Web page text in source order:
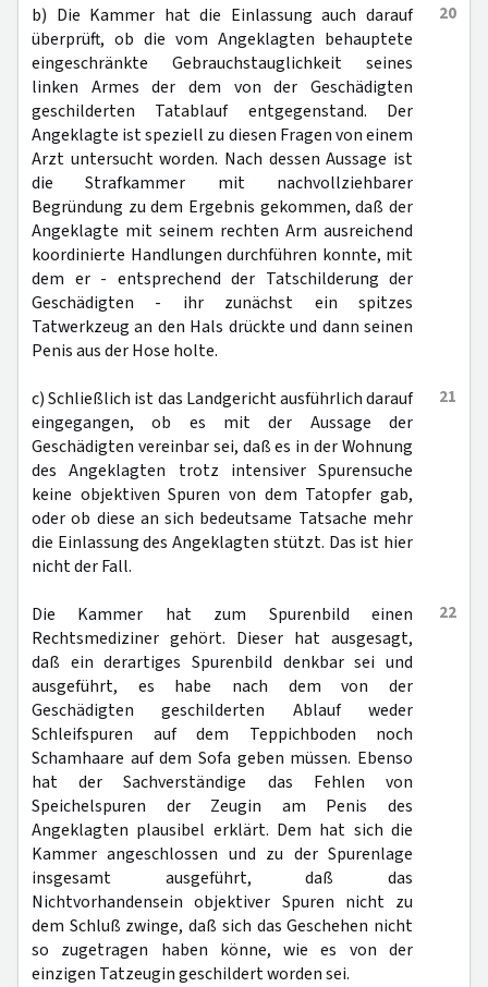
20
b) Die Kammer hat die Einlassung auch darauf
überprüft, ob die vom Angeklagten behauptete
eingeschränkte Gebrauchstauglichkeit seines
linken Armes der dem von der Geschädigten
geschilderten Tatablauf entgegenstand. Der
Angeklagte ist speziell zu diesen Fragen von einem
Arzt untersucht worden. Nach dessen Aussage ist
die Strafkammer mit nachvollziehbarer
Begründung zu dem Ergebnis gekommen, daß der
Angeklagte mit seinem rechten Arm ausreichend
koordinierte Handlungen durchführen konnte, mit
dem er - entsprechend der Tatschilderung der
Geschädigten - ihr zunächst ein spitzes
Tatwerkzeug an den Hals drückte und dann seinen
Penis aus der Hose holte.
21
c) Schließlich ist das Landgericht ausführlich darauf
eingegangen, ob es mit der Aussage der
Geschädigten vereinbar sei, daß es in der Wohnung
des Angeklagten trotz intensiver Spurensuche
keine objektiven Spuren von dem Tatopfer gab,
oder ob diese an sich bedeutsame Tatsache mehr
die Einlassung des Angeklagten stützt. Das ist hier
nicht der Fall.
22
Die Kammer hat zum Spurenbild einen
Rechtsmediziner gehört. Dieser hat ausgesagt,
daß ein derartiges Spurenbild denkbar sei und
ausgeführt, es habe nach dem von der
Geschädigten geschilderten Ablauf weder
Schleifspuren auf dem Teppichboden noch
Schamhaare auf dem Sofa geben müssen. Ebenso
hat der Sachverständige das Fehlen von
Speichelspuren der Zeugin am Penis des
Angeklagten plausibel erklärt. Dem hat sich die
Kammer angeschlossen und zu der Spurenlage
insgesamt ausgeführt, daß das
Nichtvorhandensein objektiver Spuren nicht zu
dem Schluß zwinge, daß sich das Geschehen nicht
so zugetragen haben könne, wie es von der
einzigen Tatzeugin geschildert worden sei.